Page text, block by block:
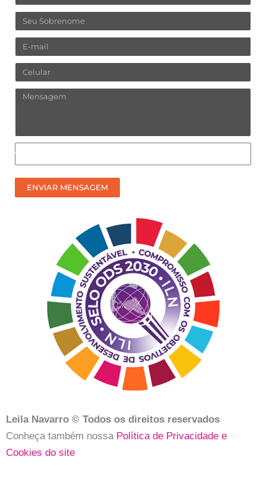
Sobrenome
Email
Celular
Mensagem
Como
prefere
receber
nosso
ENVIAR MENSAGEM
Leila Navarro © Todos os direitos reservados
Conheça também nossa Política de Privacidade e
Cookies do site